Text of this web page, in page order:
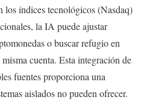
los índices tecnológicos (Nasdaq)
la IA puede ajustar
o buscar refugio en
cuenta. Esta integración de
fuentes proporciona una
aislados no pueden ofrecer.